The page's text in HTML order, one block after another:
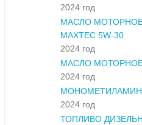
2024 год
МАСЛО МОТОРНОЕ
MAXTEC 5W-30
2024 год
МАСЛО
2024 год
МОНОМЕТИЛАМИН
2024 год
ТОПЛИВО